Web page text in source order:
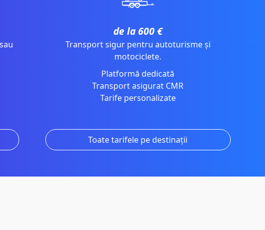
de la 600 €
Transport sigur pentru autoturisme și
motociclete.
Platformă dedicată
Transport asigurat CMR
Tarife personalizate
Toate tarifele pe destinații